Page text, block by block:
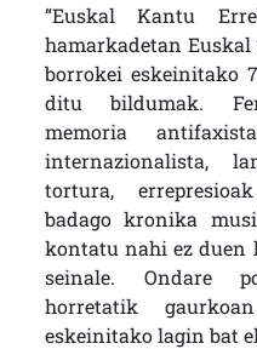
“Euskal Kantu
hamarkadetan
borrokei eskeinitako
ditu bildumak.
memoria
internazionalista,
tortura,
badago kronika
kontatu nahi ez duen
seinale. Ondare
horretatik
eskeinitako lagin bat